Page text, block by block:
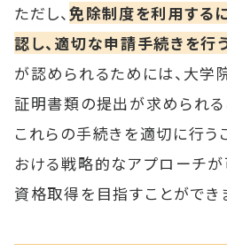
ただし、 免除制度を利用する
認し、適切な申請手続きを行
が認められるためには、大学
証明書類の提出が求められる
これらの手続きを適切に行う
おける戦略的なアプローチが
資格取得を目指すことができ